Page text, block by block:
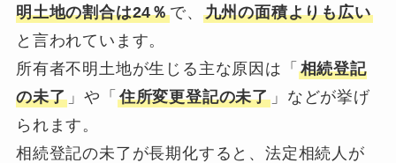
明土地の割合は24％で、 九州の面積よりも広い
と言われています。
所有者不明土地が生じる主な原因は「 相続登記
の未了 」や「 住所変更登記の未了 」などが挙げ
られます。
相続登記の未了が長期化すると、法定相続人が